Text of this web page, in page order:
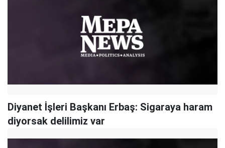
Diyanet İşleri Başkanı Erbaş: Sigaraya haram
diyorsak delilimiz var